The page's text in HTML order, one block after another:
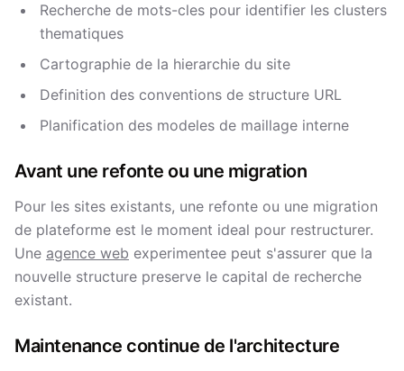
Recherche de mots-cles pour identifier les clusters
thematiques
Cartographie de la hierarchie du site
Definition des conventions de structure URL
Planification des modeles de maillage interne
Avant une refonte ou une migration
Pour les sites existants, une refonte ou une migration
de plateforme est le moment ideal pour restructurer.
Une agence web experimentee peut s'assurer que la
nouvelle structure preserve le capital de recherche
existant.
Maintenance continue de l'architecture